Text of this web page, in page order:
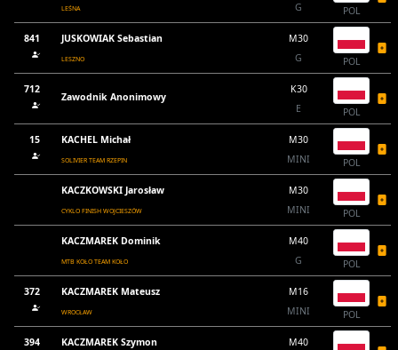
LEŚNA
G
POL
841 JUSKOWIAK Sebastian
LESZNO
M30
G
POL
712
Zawodnik Anonimowy
K30
E
POL
15 KACHEL Michał
SOLIVIER TEAM RZEPIN
M30
MINI
POL
KACZKOWSKI Jarosław
CYKLO FINISH WOJCIESZÓW
M30
MINI
POL
KACZMAREK Dominik
MTB KOŁO TEAM KOŁO
M40
G
POL
372 KACZMAREK Mateusz
WROCŁAW
M16
MINI
POL
394 KACZMAREK Szymon
M40